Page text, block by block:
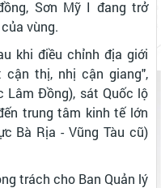
Sơn Mỹ I đang trở
vùng.
khi điều chỉnh địa giới
thị, nhị cận giang",
Lâm Đồng), sát Quốc lộ
trung tâm kinh tế lớn
Bà Rịa - Vũng Tàu cũ)
trách cho Ban Quản lý